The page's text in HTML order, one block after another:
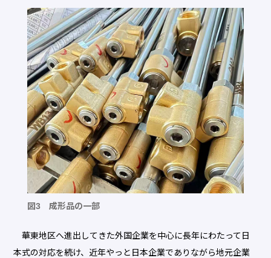
図3 成形品の一部
華東地区へ進出してきた外国企業を中心に長年にわたって日
本式の対応を続け、近年やっと日本企業でありながら地元企業